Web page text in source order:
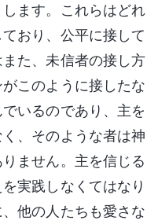
ます。これらはどれ
おり、公平に接して
た、未信者の接し方
このように接したな
いるのであり、主を
、そのような者は神
ません。主を信じる
実践しなくてはなり
他の人たちも愛さな